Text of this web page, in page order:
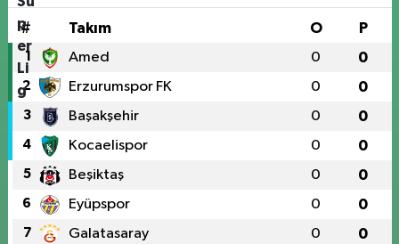
# Takım O P
1 Amed 0 0
2 Erzurumspor FK 0 0
3 Başakşehir 0 0
4 Kocaelispor 0 0
5 Beşiktaş 0 0
6 Eyüpspor 0 0
7 Galatasaray 0 0